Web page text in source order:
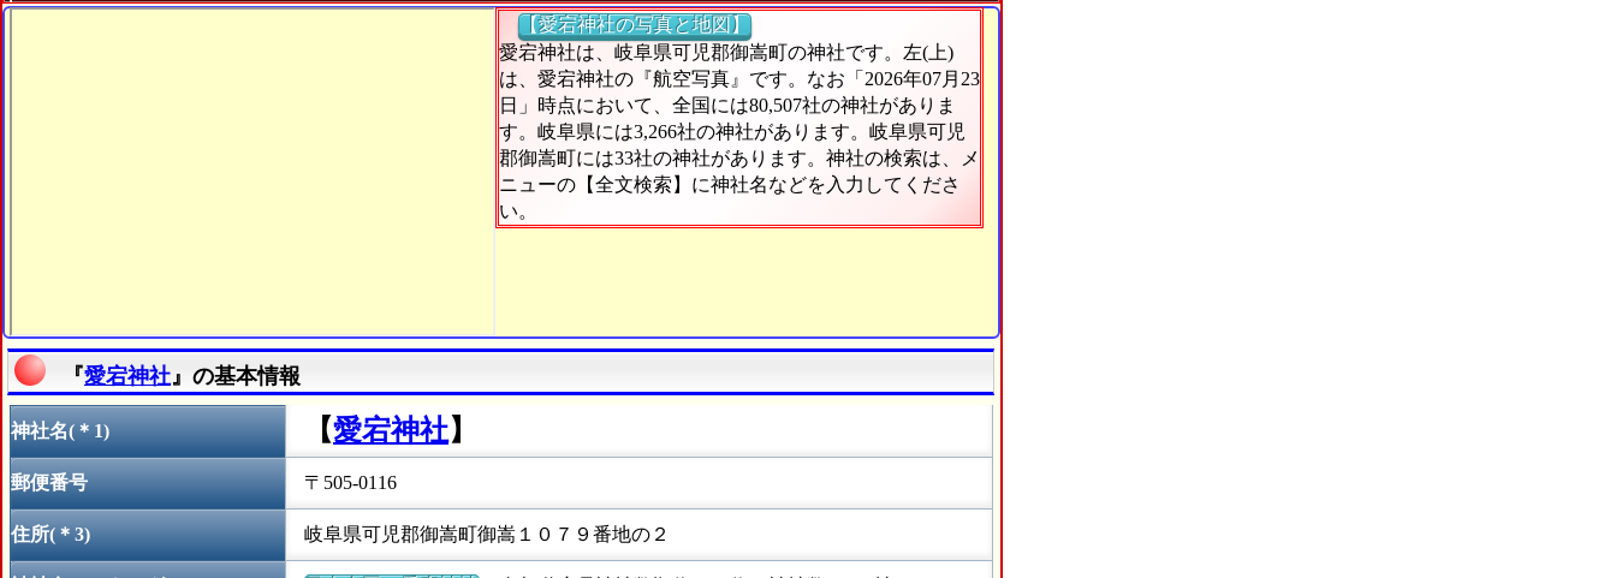
【愛宕神社の写真と地図】
愛宕神社は、岐阜県可児郡御嵩町の神社です。左(上)
は、愛宕神社の『航空写真』です。なお「2026年07月23
日」時点において、全国には80,507社の神社がありま
す。岐阜県には3,266社の神社があります。岐阜県可児
郡御嵩町には33社の神社があります。神社の検索は、メ
ニューの【全文検索】に神社名などを入力してくださ
い。
『愛宕神社 』の基本情報
神社名(＊1) 【愛宕神社】
郵便番号 〒505-0116
住所(＊3) 岐阜県可児郡御嵩町御嵩１０７９番地の２